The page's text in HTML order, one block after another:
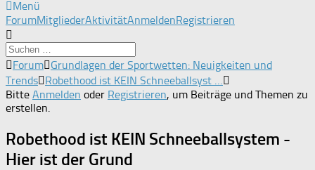
Menü
Forum-
Navigation
ForumMitgliederAktivitätAnmeldenRegistrieren
Forum-
Breadcrumbs
-
Du
bist
hier:
Forum Grundlagen der Sportwetten: Neuigkeiten und
Trends Robethood ist KEIN Schneeballsyst …
Bitte Anmelden oder Registrieren, um Beiträge und Themen zu
erstellen.
Robethood ist KEIN Schneeballsystem -
Hier ist der Grund